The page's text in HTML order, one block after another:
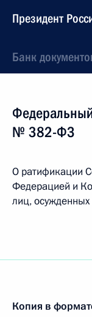
Президент
Банк
№ 382-ФЗ
О ратификации
Федерацией и
лиц,
Копия в